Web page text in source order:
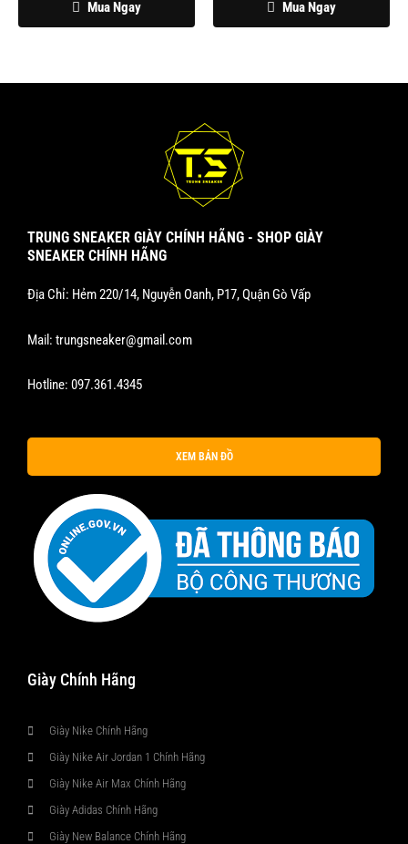
Mua Ngay
trên
Mua Ngay
trên
TRUNG SNEAKER GIÀY CHÍNH HÃNG - SHOP GIÀY
SNEAKER CHÍNH HÃNG
Địa Chỉ: Hẻm 220/14, Nguyễn Oanh, P17, Quận Gò Vấp
Mail: trungsneaker@gmail.com
Hotline: 097.361.4345
XEM BẢN ĐỒ
Giày Chính Hãng
Giày Nike Chính Hãng
Giày Nike Air Jordan 1 Chính Hãng
Giày Nike Air Max Chính Hãng
Giày Adidas Chính Hãng
Giày New Balance Chính Hãng